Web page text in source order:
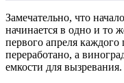
Замечательно, что
начинается в одно и то
первого апреля
переработано, а
емкости для вызревания.